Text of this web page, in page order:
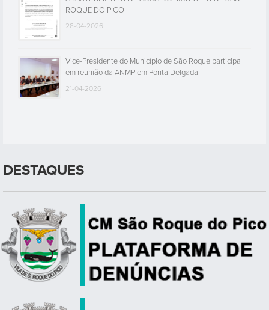
ROQUE DO PICO
28-04-2026
Vice-Presidente do Município de São Roque participa
em reunião da ANMP em Ponta Delgada
21-04-2026
DESTAQUES